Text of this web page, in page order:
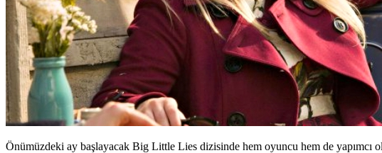
Önümüzdeki ay başlayacak Big Little Lies dizisinde hem oyuncu hem de